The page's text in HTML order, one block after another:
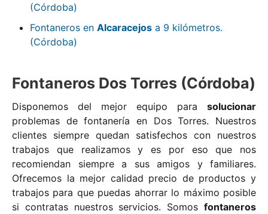
(Córdoba)
Fontaneros en Alcaracejos a 9 kilómetros.
(Córdoba)
Fontaneros Dos Torres (Córdoba)
Disponemos del mejor equipo para solucionar
problemas de fontanería en Dos Torres. Nuestros
clientes siempre quedan satisfechos con nuestros
trabajos que realizamos y es por eso que nos
recomiendan siempre a sus amigos y familiares.
Ofrecemos la mejor calidad precio de productos y
trabajos para que puedas ahorrar lo máximo posible
si contratas nuestros servicios. Somos fontaneros